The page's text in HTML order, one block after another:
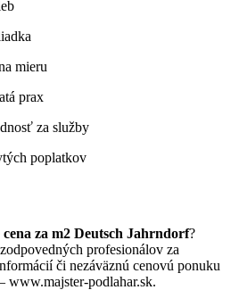
mieru
prax
za služby
poplatkov
za m2 Deutsch Jahrndorf?
profesionálov za
či nezáväznú cenovú ponuku
www.majster-podlahar.sk.